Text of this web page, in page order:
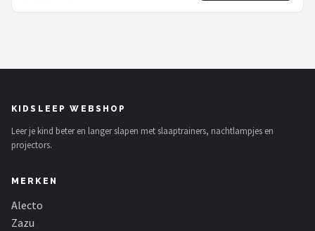
KIDSLEEP WEBSHOP
Leer je kind beter en langer slapen met slaaptrainers, nachtlampjes en
projectors.
MERKEN
Alecto
Zazu